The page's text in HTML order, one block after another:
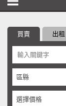
買賣 出租
區縣
選擇價格